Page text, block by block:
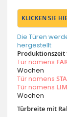
KLICKEN SIE
Die Türen
hergestellt
Produktionszeit
Tür namens
Wochen
Tür namens STA
Tür namens LIM
Wochen
Türbreite mit